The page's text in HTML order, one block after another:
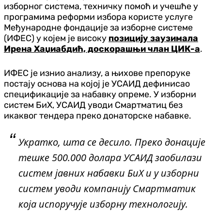
изборног система, техничку помоћ и учешће у
програмима реформи избора користе услуге
Међународне фондације за изборне системе
(ИФЕС) у којем је високу позицију заузимала
Ирена Хаџиабдић, доскорашњи члан ЦИК-а.
ИФЕС је изнио анализу, а њихове препоруке
постају основа на којој је УСАИД дефинисао
спецификације за набавку опреме. У изборни
систем БиХ, УСАИД уводи Смартматиц без
икаквог тендера преко донаторске набавке.
Укратко, шта се десило. Преко донације
тешке 500.000 долара УСАИД заобилази
систем јавних набавки БиХ и у изборни
систем уводи компанију Смартматик
која испоручује изборну технологију.